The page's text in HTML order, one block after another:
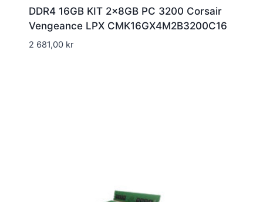
DDR4 16GB KIT 2x8GB PC 3200 Corsair
Vengeance LPX CMK16GX4M2B3200C16
2 681,00 kr